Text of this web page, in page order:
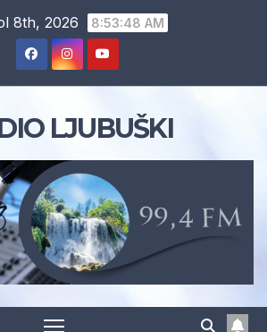
8th, 2026 8:53:48 AM
LJUBUŠKI